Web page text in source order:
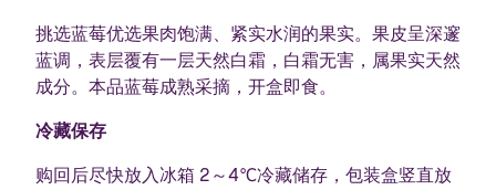
挑选蓝莓优选果肉饱满、紧实水润的果实。果皮呈深邃
蓝调，表层覆有一层天然白霜，白霜无害，属果实天然
成分。本品蓝莓成熟采摘，开盒即食。
冷藏保存
购回后尽快放入冰箱 2～4℃冷藏储存，包装盒竖直放